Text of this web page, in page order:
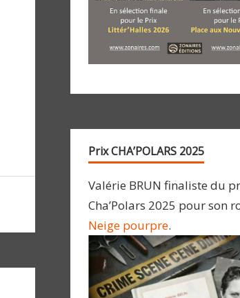
Prix CHA’POLARS 2025
Valérie BRUN finaliste du
Cha’Polars 2025 pour son
Neige pourpre.